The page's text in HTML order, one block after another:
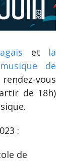
et la
de
vous
de 18h)
:
de